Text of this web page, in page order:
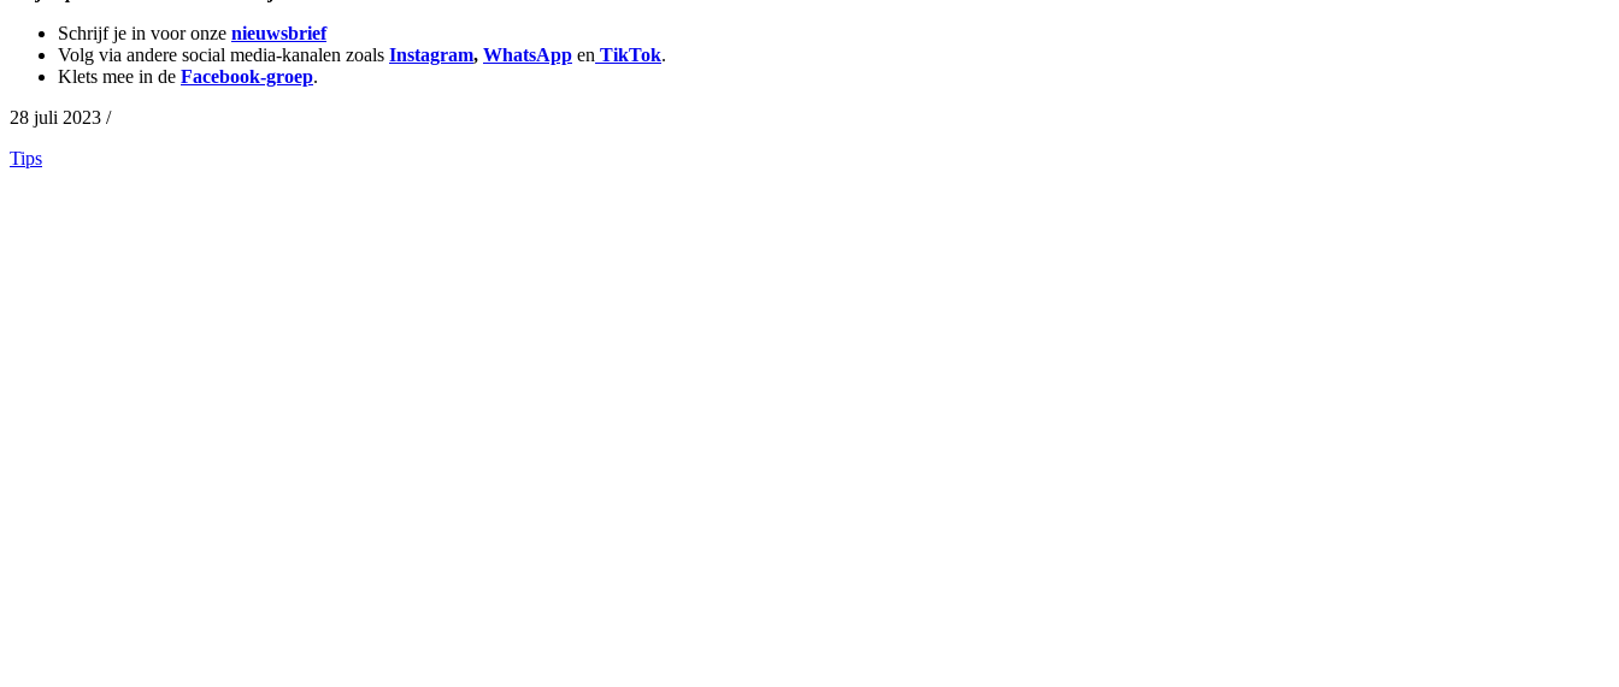
Schrijf je in voor onze nieuwsbrief
Volg via andere social media-kanalen zoals Instagram, WhatsApp en TikTok.
Klets mee in de Facebook-groep.
28 juli 2023 /
Tips